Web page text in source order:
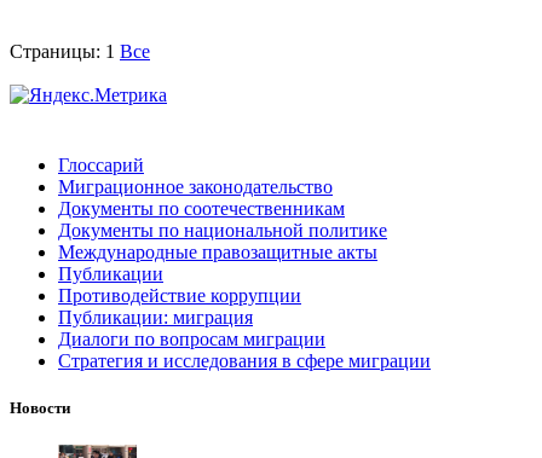
Страницы: 1 Все
Глоссарий
Миграционное законодательство
Документы по соотечественникам
Документы по национальной политике
Международные правозащитные акты
Публикации
Противодействие коррупции
Публикации: миграция
Диалоги по вопросам миграции
Стратегия и исследования в сфере миграции
Новости